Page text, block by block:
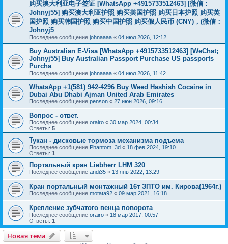
购买澳大利亚电子签证 [WhatsApp +4915733512463] [微信：
Johnyj55] 购买澳大利亚护照 购买美国护照 购买日本护照 购买英
国护照 购买韩国护照 购买中国护照 购买假人民币 (CNY)，(微信：
Johnyj5
Последнее сообщение johnaaaa « 04 июл 2026, 12:12
Buy Australian E-Visa [WhatsApp +4915733512463] [WeChat;
Johnyj55] Buy Australian Passport Purchase US passports
Purcha
Последнее сообщение johnaaaa « 04 июл 2026, 11:42
WhatsApp +1(581) 942-4296 Buy Weed Hashish Cocaine in
Dubai Abu Dhabi Ajman United Arab Emirates
Последнее сообщение penson « 27 июн 2026, 09:16
Вопрос - ответ.
Последнее сообщение orairo « 30 мар 2024, 00:34
Ответы: 5
Тукан - дисковые тормоза механизма подъема
Последнее сообщение Phantom_3d « 18 фев 2024, 19:10
Ответы: 1
Портальный кран Liebherr LHM 320
Последнее сообщение andi35 « 13 янв 2022, 13:29
Кран портальный монтажный 16т ЗПТО им. Кирова(1964г.)
Последнее сообщение motata92 « 09 мар 2021, 16:18
Крепление зубчатого венца поворота
Последнее сообщение orairo « 18 мар 2017, 00:57
Ответы: 1
Новая тема